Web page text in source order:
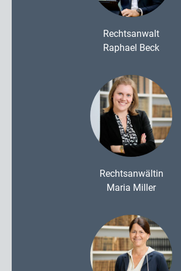
Rechtsanwalt
Raphael Beck
Rechtsanwältin
Maria Miller